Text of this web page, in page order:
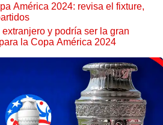
América 2024: revisa el fixture,
y podría ser la gran
la Copa América 2024